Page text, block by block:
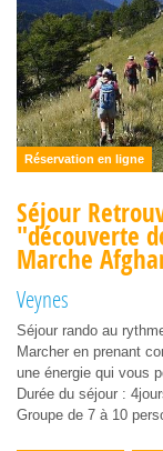
Réservation en ligne
Séjour
"découverte
Marche
Veynes
Séjour rando au
Marcher en prenant
une énergie qui vous
Durée du séjour :
Groupe de 7 à 10